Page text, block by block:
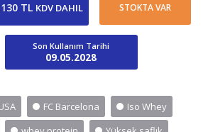
TL KDV DAHIL STOKTA VAR
Son Kullanım Tarihi
09.05.2028
FC Barcelona
Iso Whey